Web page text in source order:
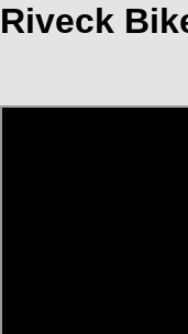
Mecánica
SUBÍ
Avisos
Bicicleterías
Riveck